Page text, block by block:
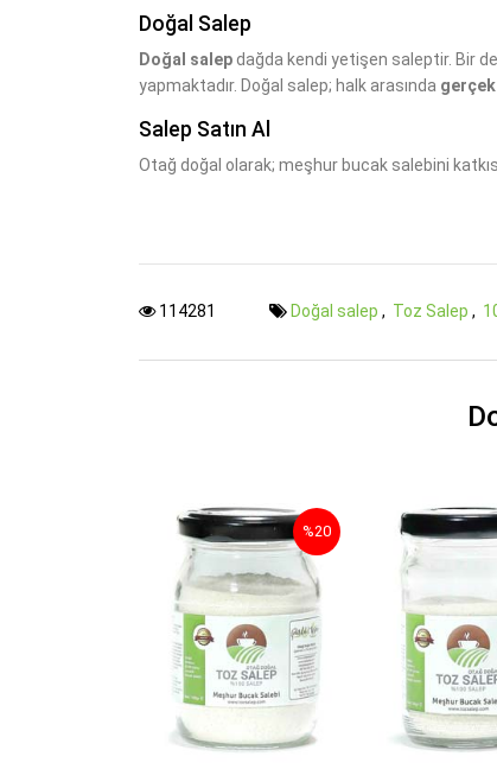
Doğal Salep
Doğal salep dağda kendi yetişen saleptir. Bir
yapmaktadır. Doğal salep; halk arasında
Salep Satın Al
Otağ doğal olarak; meşhur bucak salebini
114281 Doğal salep , Toz Salep ,
%20